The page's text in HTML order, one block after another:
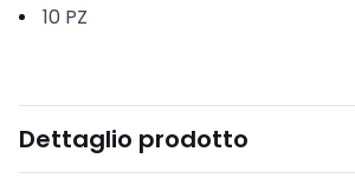
10 PZ
Dettaglio prodotto